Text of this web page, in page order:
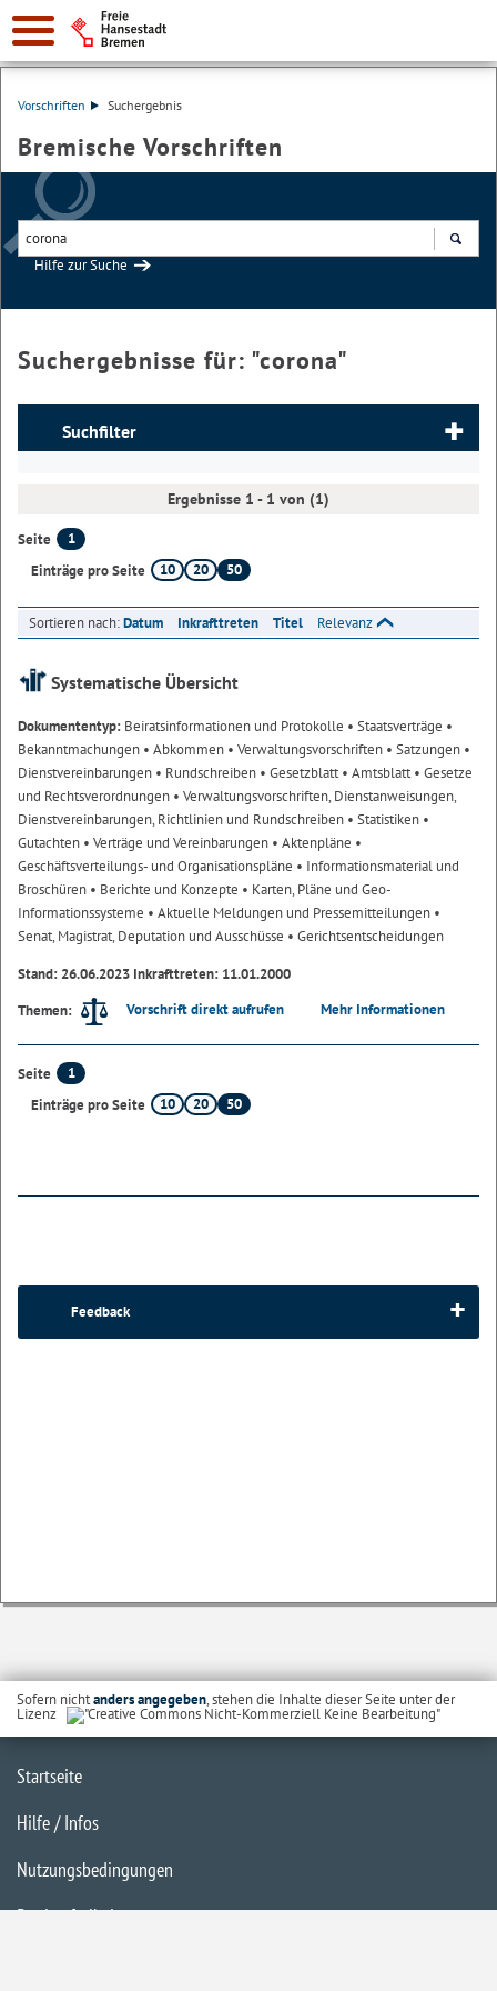
Vorschriften Suchergebnis
Bremische Vorschriften
Hilfe zur Suche
Suchergebnisse für: "corona"
Suchfilter
Ergebnisse 1 - 1 von (1)
Seite
1
Einträge pro Seite
10 20 50
Sortieren nach:Datum Inkrafttreten Titel Relevanz
Systematische Übersicht
Dokumententyp: Beiratsinformationen und Protokolle • Staatsverträge •
Bekanntmachungen • Abkommen • Verwaltungsvorschriften • Satzungen •
Dienstvereinbarungen • Rundschreiben • Gesetzblatt• Amtsblatt• Gesetze
und Rechtsverordnungen • Verwaltungsvorschriften, Dienstanweisungen,
Dienstvereinbarungen, Richtlinien und Rundschreiben • Statistiken •
Gutachten • Verträge und Vereinbarungen • Aktenpläne •
Geschäftsverteilungs- und Organisationspläne • Informationsmaterial und
Broschüren • Berichte und Konzepte • Karten, Pläne und Geo-
Informationssysteme • Aktuelle Meldungen und Pressemitteilungen •
Senat, Magistrat, Deputation und Ausschüsse • Gerichtsentscheidungen
Stand: 26.06.2023 Inkrafttreten: 11.01.2000
Themen:
Vorschrift direkt aufrufen Mehr Informationen
Seite
1
Einträge pro Seite
10 20 50
Feedback
Sofern nichtanders angegeben, stehen die Inhalte dieser Seite unter der
Lizenz
Startseite
Hilfe / Infos
Nutzungsbedingungen
Barrierefreiheit